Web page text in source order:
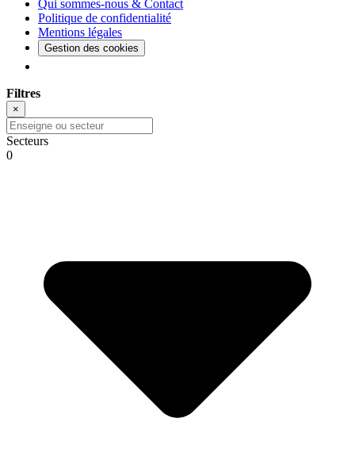
Qui sommes-nous & Contact
Politique de confidentialité
Mentions légales
Gestion des cookies
Filtres
×
Secteurs
0